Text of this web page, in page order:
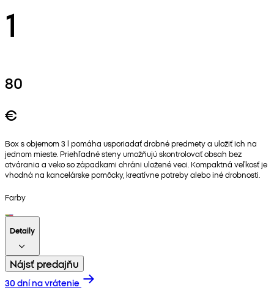
1
80
€
Box s objemom 3 l pomáha usporiadať drobné predmety a uložiť ich na
jednom mieste. Priehľadné steny umožňujú skontrolovať obsah bez
otvárania a veko so západkami chráni uložené veci. Kompaktná veľkosť je
vhodná na kancelárske pomôcky, kreatívne potreby alebo iné drobnosti.
Farby
Detaily
Nájsť predajňu
30 dní na vrátenie